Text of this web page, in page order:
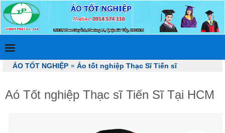
ÁO TỐT NGHIỆP » Áo tốt nghiệp Thạc Sĩ Tiến sĩ
Aó Tốt nghiệp Thạc sĩ Tiến Sĩ Tại HCM